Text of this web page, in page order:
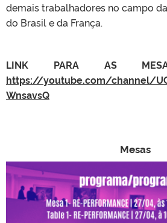
demais trabalhadores no campo
do Brasil e da França.
LINK PARA AS
https://youtube.com/channel/
WnsavsQ
Mesas